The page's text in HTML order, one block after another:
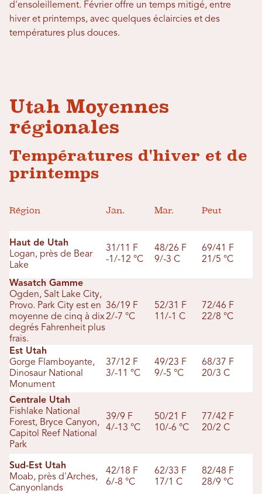
d'ensoleillement. Février offre un temps mitigé, entre
hiver et printemps, avec quelques éclaircies et des
températures plus douces.
Utah Moyennes
régionales
Températures d'hiver et de
printemps
Région Jan. Mar. Peut
Haut de Utah
Logan, près de Bear
Lake
31/11 F
-1/-12 °C
48/26 F
9/-3 C
69/41 F
21/5 °C
Wasatch Gamme
Ogden, Salt Lake City,
Provo. Park City est en
moyenne de cinq à dix
degrés Fahrenheit plus
frais.
36/19 F
2/-7 °C
52/31 F
11/-1 C
72/46 F
22/8 °C
Est Utah
Gorge Flamboyante,
Dinosaur National
Monument
37/12 F
3/-11 °C
49/23 F
9/-5 °C
68/37 F
20/3 C
Centrale Utah
Fishlake National
Forest, Bryce Canyon,
Capitol Reef National
Park
39/9 F
4/-13 °C
50/21 F
10/-6 °C
77/42 F
20/2 C
Sud-Est Utah
Moab, près d'Arches,
Canyonlands
42/18 F
6/-8 °C
62/33 F
17/1 C
82/48 F
28/9 °C